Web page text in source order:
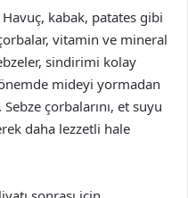
kabak, patates gibi
vitamin ve mineral
sindirimi kolay
mideyi yormadan
çorbalarını, et suyu
daha lezzetli hale